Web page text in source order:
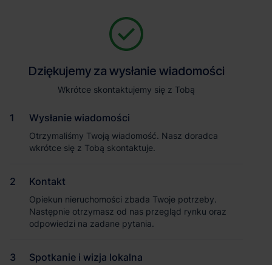
Dziękujemy za wysłanie wiadomości
Wkrótce skontaktujemy się z Tobą
Wysłanie wiadomości
Otrzymaliśmy Twoją wiadomość. Nasz doradca
wkrótce się z Tobą skontaktuje.
Kontakt
Opiekun nieruchomości zbada Twoje potrzeby.
Następnie otrzymasz od nas przegląd rynku oraz
odpowiedzi na zadane pytania.
Spotkanie i wizja lokalna
Jesteśmy tu, żeby Ci pomóc. Niezależnie od tego, na jakim etapie
pomożemy Ci wybrać najlepszą ofertę. Napisz do nas!
Imię i nazwisko
Nazwa firmy
Email służbowy
Dziękujemy za wysłanie wiadomości
Wkrótce skontaktujemy się z Tobą
Wysłanie wiadomości
Otrzymaliśmy Twoją wiadomość. Nasz doradca
wkrótce się z Tobą skontaktuje.
Kontakt
Opiekun nieruchomości zbada Twoje potrzeby.
Następnie otrzymasz od nas przegląd rynku oraz
odpowiedzi na zadane pytania.
Spotkanie i wizja lokalna